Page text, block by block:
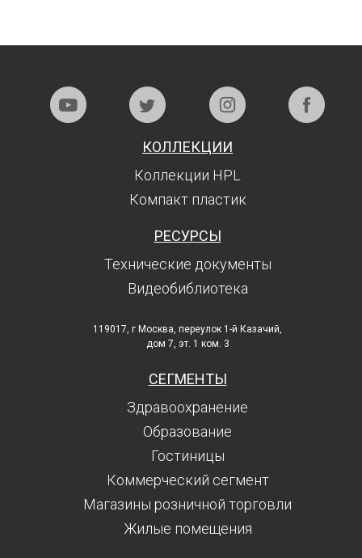
КОЛЛЕКЦИИ
Коллекции HPL
Компакт пластик
РЕСУРСЫ
Технические документы
Видеобиблиотека
119017, г Москва, переулок 1-й Казачий,
дом 7, эт. 1 ком. 3
СЕГМЕНТЫ
Здравоохранение
Образование
Гостиницы
Коммерческий сегмент
Магазины розничной торговли
Жилые помещения